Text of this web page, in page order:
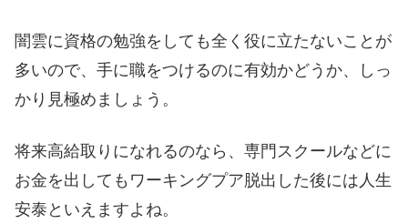
闇雲に資格の勉強をしても全く役に立たないことが
多いので、手に職をつけるのに有効かどうか、しっ
かり見極めましょう。
将来高給取りになれるのなら、専門スクールなどに
お金を出してもワーキングプア脱出した後には人生
安泰といえますよね。